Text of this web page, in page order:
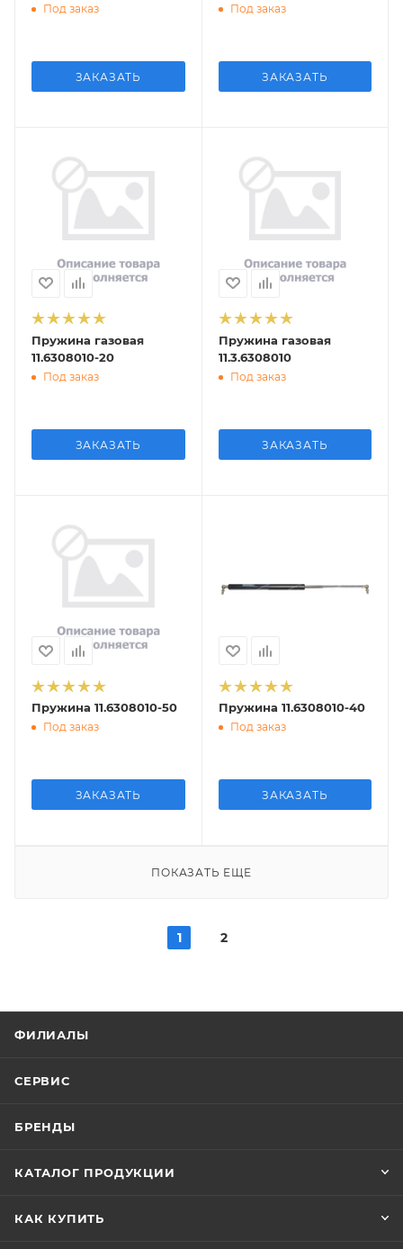
Под заказ
ЗАКАЗАТЬ
Под заказ
ЗАКАЗАТЬ
Пружина газовая
11.6308010-20
Под заказ
ЗАКАЗАТЬ
Пружина газовая
11.3.6308010
Под заказ
ЗАКАЗАТЬ
Пружина 11.6308010-50
Под заказ
ЗАКАЗАТЬ
Пружина 11.6308010-40
Под заказ
ЗАКАЗАТЬ
ПОКАЗАТЬ ЕЩЕ
1 2
ФИЛИАЛЫ
СЕРВИС
БРЕНДЫ
КАТАЛОГ ПРОДУКЦИИ
КАК КУПИТЬ